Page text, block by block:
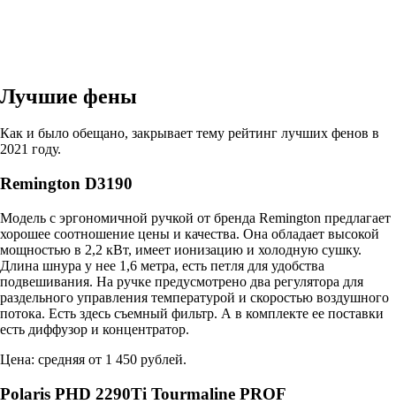
Лучшие фены
Как и было обещано, закрывает тему рейтинг лучших фенов в
2021 году.
Remington D3190
Модель с эргономичной ручкой от бренда Remington предлагает
хорошее соотношение цены и качества. Она обладает высокой
мощностью в 2,2 кВт, имеет ионизацию и холодную сушку.
Длина шнура у нее 1,6 метра, есть петля для удобства
подвешивания. На ручке предусмотрено два регулятора для
раздельного управления температурой и скоростью воздушного
потока. Есть здесь съемный фильтр. А в комплекте ее поставки
есть диффузор и концентратор.
Цена: средняя от 1 450 рублей.
Polaris PHD 2290Ti Tourmaline PROF